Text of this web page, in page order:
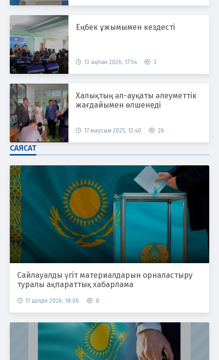
Еңбек ұжымымен кездесті
13 ақпан 2026, 17:54 3
Халықтың әл-ауқаты әлеуметтік
жағдайымен өлшенеді
17 маусым 2025, 12:40 26
САЯСАТ
Сайлауалды үгіт материалдарын орналастыру
туралы ақпараттық хабарлама
17 шілде 2026, 18:06 8